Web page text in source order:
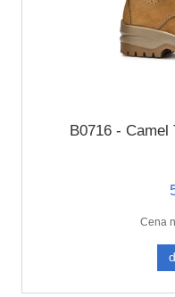
B0716 - Camel
Cena